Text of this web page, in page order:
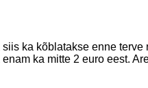
ka kõblatakse enne
ka mitte 2 euro eest.